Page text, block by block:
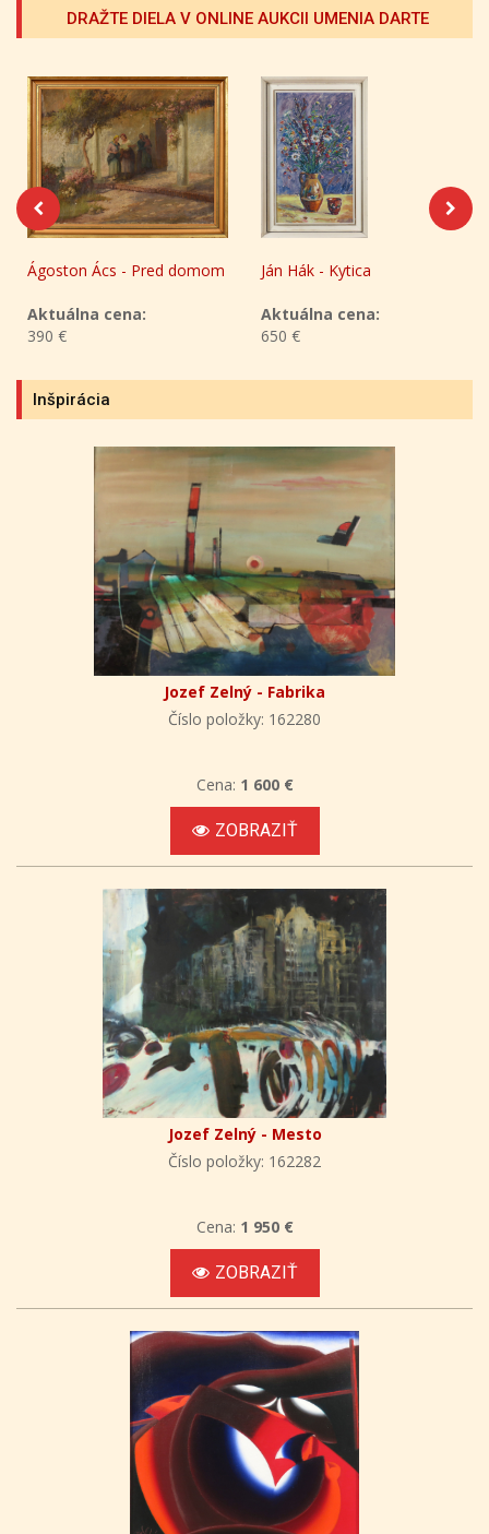
DRAŽTE DIELA V ONLINE AUKCII UMENIA DARTE
Ján Hák - Kytica
Aktuálna cena:
650 €
Jaroslav Votruba - Jeseň
Aktuálna cena:
290 €
Inšpirácia
Jozef Zelný - Fabrika
Číslo položky: 162280
Cena: 1 600 €
ZOBRAZIŤ
Jozef Zelný - Mesto
Číslo položky: 162282
Cena: 1 950 €
ZOBRAZIŤ